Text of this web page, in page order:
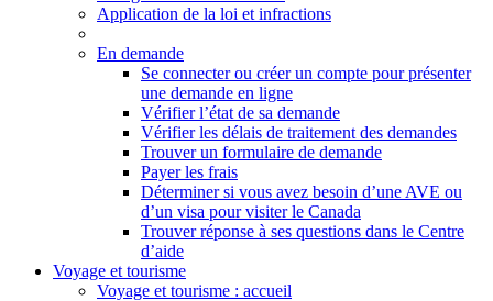
Application de la loi et infractions
En demande
Se connecter ou créer un compte pour présenter
une demande en ligne
Vérifier l’état de sa demande
Vérifier les délais de traitement des demandes
Trouver un formulaire de demande
Payer les frais
Déterminer si vous avez besoin d’une AVE ou
d’un visa pour visiter le Canada
Trouver réponse à ses questions dans le Centre
d’aide
Voyage et tourisme
Voyage et tourisme : accueil